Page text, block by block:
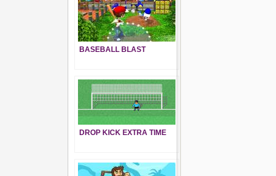
BASEBALL BLAST
DROP KICK EXTRA TIME